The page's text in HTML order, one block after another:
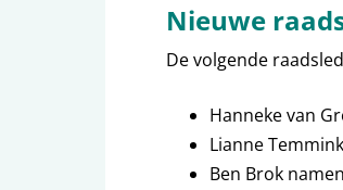
Nieuwe
De volgende
Hanneke van
Lianne
Ben Brok